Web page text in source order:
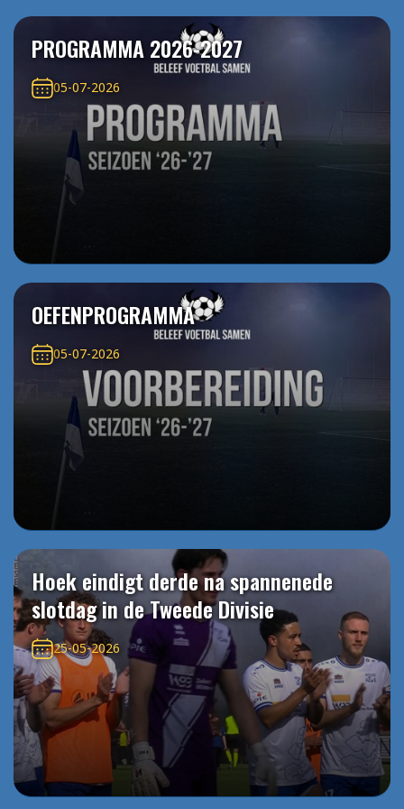
PROGRAMMA 2026-2027
05-07-2026
OEFENPROGRAMMA
05-07-2026
Hoek eindigt derde na spannenede
slotdag in de Tweede Divisie
25-05-2026